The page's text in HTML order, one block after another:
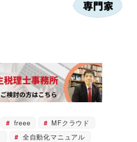
freee
MFクラウド
全自動化マニュアル